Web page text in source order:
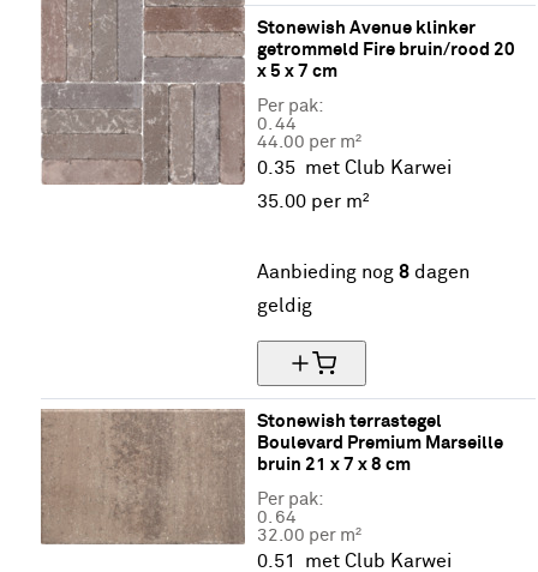
Stonewish Avenue klinker
getrommeld Fire bruin/rood 20
x 5 x 7 cm
Per pak:
0. 44
44.00 per m²
0.35 met Club Karwei
35. 00 per m²
Aanbieding nog 8 dagen
geldig
Stonewish terrastegel
Boulevard Premium Marseille
bruin 21 x 7 x 8 cm
Per pak:
0. 64
32.00 per m²
0.51
met Club Karwei